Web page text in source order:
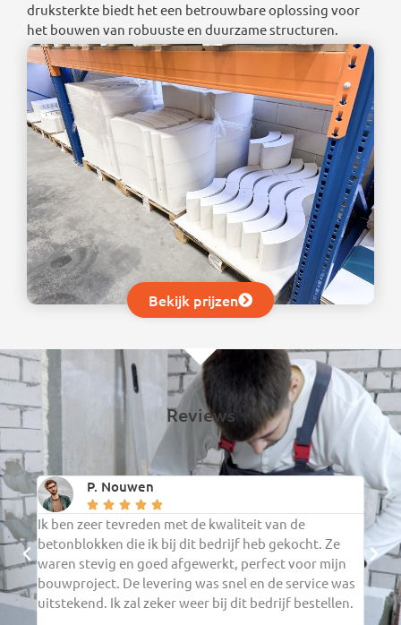
Bekijk prijzen
druksterkte biedt het een betrouwbare oplossing voor
het bouwen van robuuste en duurzame structuren.
Reviews
P. Nouwen
    
Ik ben zeer tevreden met de kwaliteit van de
betonblokken die ik bij dit bedrijf heb gekocht. Ze
waren stevig en goed afgewerkt, perfect voor mijn
bouwproject. De levering was snel en de service was
uitstekend. Ik zal zeker weer bij dit bedrijf bestellen.
De
in
en